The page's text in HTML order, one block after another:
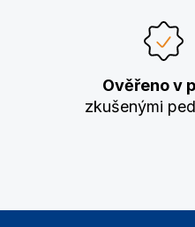
Ověřeno v
zkušenými